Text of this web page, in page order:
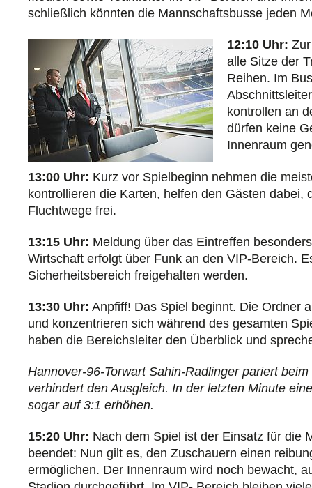
schließlich könnten die Mannschaftsbusse jeden
12:10 Uhr:
alle Sitze der
Reihen. Im
kontrollen an
dürfen keine
Innenraum
13:00 Uhr: Kurz vor Spielbeginn nehmen die
kontrollieren die Karten, helfen den Gästen
Fluchtwege frei.
13:15 Uhr: Meldung über das Eintreffen
Wirtschaft erfolgt über Funk an den VIP-Bereich.
Sicherheitsbereich freigehalten werden.
13:30 Uhr: Anpfiff! Das Spiel beginnt. Die Ordner
und konzentrieren sich während des gesamten
haben die Bereichsleiter den Überblick und
Hannover-96-Torwart Sahin-Radlinger pariert
verhindert den Ausgleich. In der letzten Minute
sogar auf 3:1 erhöhen.
15:20 Uhr: Nach dem Spiel ist der Einsatz für die
beendet: Nun gilt es, den Zuschauern einen
ermöglichen. Der Innenraum wird noch bewacht,